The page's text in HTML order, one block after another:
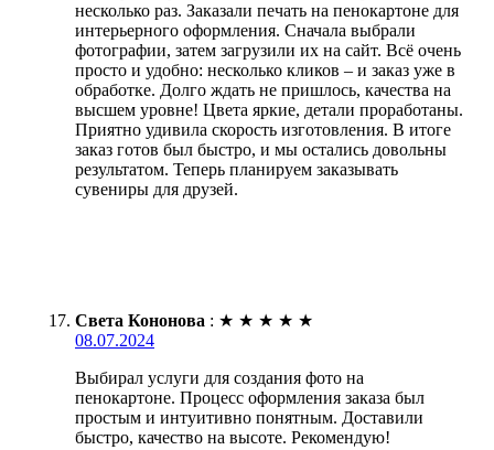
несколько раз. Заказали печать на пенокартоне для
интерьерного оформления. Сначала выбрали
фотографии, затем загрузили их на сайт. Всё очень
просто и удобно: несколько кликов – и заказ уже в
обработке. Долго ждать не пришлось, качества на
высшем уровне! Цвета яркие, детали проработаны.
Приятно удивила скорость изготовления. В итоге
заказ готов был быстро, и мы остались довольны
результатом. Теперь планируем заказывать
сувениры для друзей.
Света Кононова : ★ ★ ★ ★ ★
08.07.2024
Выбирал услуги для создания фото на
пенокартоне. Процесс оформления заказа был
простым и интуитивно понятным. Доставили
быстро, качество на высоте. Рекомендую!